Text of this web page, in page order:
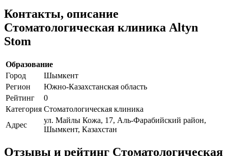
Контакты, описание
Стоматологическая клиника Altyn
Stom
Образование
Город
Шымкент
Регион
Южно-Казахстанская область
Рейтинг
0
Категория Стоматологическая клиника
Адрес
ул. Майлы Кожа, 17, Аль-Фарабийский район,
Шымкент, Казахстан
Отзывы и рейтинг Стоматологическая